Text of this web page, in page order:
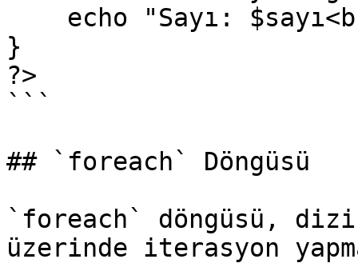
}
?>
```
## `foreach` Döngüsü
`foreach` döngüsü,
üzerinde iterasyon